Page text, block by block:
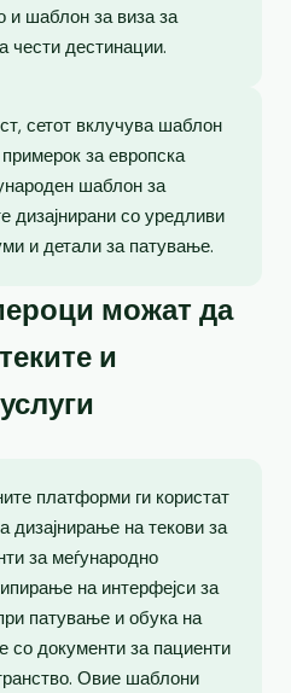
и шаблон за виза за
чести дестинации.
сетот вклучува шаблон
за европска
шаблон за
дизајнирани со уредливи
и детали за патување.
можат да
и
платформи ги користат
дизајнирање на текови за
за меѓународно
на интерфејси за
патување и обука на
со документи за пациенти
Овие шаблони